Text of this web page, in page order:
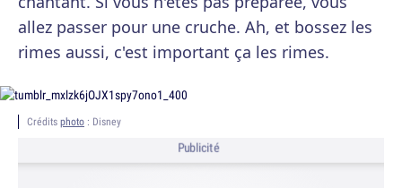
allez passer pour une cruche. Ah, et bossez les
rimes aussi, c'est important ça les rimes.
Crédits photo : Disney
Publicité